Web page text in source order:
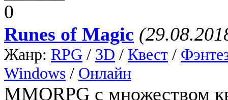
0
Runes of Magic
Жанр: RPG / 3D / Квест /
Windows / Онлайн
MMORPG с множеством